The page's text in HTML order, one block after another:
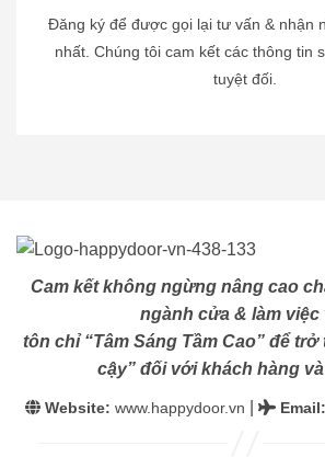
Đăng ký để được gọi lại tư vấn & nhận
nhất. Chúng tôi cam kết các thông tin
tuyệt đối.
Cam kết không ngừng nâng cao
ngành cửa & làm việc
tôn chỉ “Tâm Sáng Tầm Cao” để
cậy” đối với khách hàng
Website: www.happydoor.vn Email: